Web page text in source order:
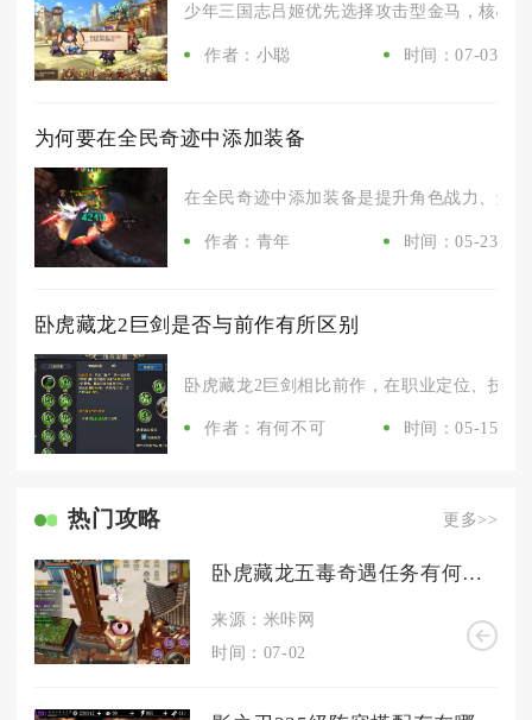
少年三国志吕姬优先选择攻击型金马，核心
作者：小聪 时间：07-03
为何要在全民奇迹中添加装备
在全民奇迹中添加装备是提升角色战力、解
作者：青年 时间：05-23
卧虎藏龙2巨剑是否与前作有所区别
卧虎藏龙2巨剑相比前作，在职业定位、技
作者：有何不可 时间：05-15
热门攻略 更多>>
卧虎藏龙五毒奇遇任务有何奖励
来源：米咔网
时间：07-02